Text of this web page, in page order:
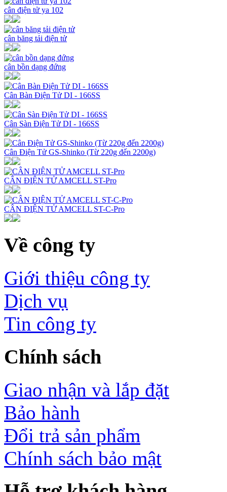
cân điện tử ya 102
cân băng tải điện tử
cân bồn dạng đứng
Cân Bàn Điện Tử DI - 166SS
Cân Sàn Điện Tử DI - 166SS
Cân Điện Tử GS-Shinko (Từ 220g đến 2200g)
CÂN ĐIỆN TỬ AMCELL ST-Pro
CÂN ĐIỆN TỬ AMCELL ST-C-Pro
Về công ty
Giới thiệu công ty
Dịch vụ
Tin công ty
Chính sách
Giao nhận và lắp đặt
Bảo hành
Đổi trả sản phẩm
Chính sách bảo mật